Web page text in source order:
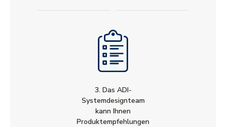
3. Das ADI-
Systemdesignteam
kann Ihnen
Produktempfehlungen